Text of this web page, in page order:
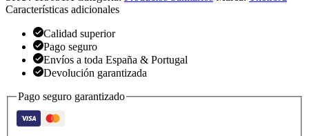
Características adicionales
Calidad superior
Pago seguro
Envíos a toda España & Portugal
Devolución garantizada
Pago seguro garantizado